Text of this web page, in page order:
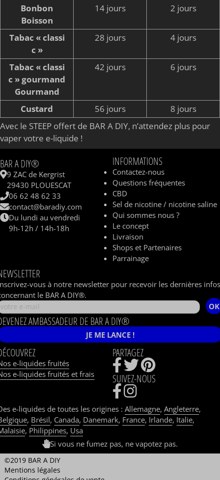
Bonbon
Boisson
14 jours 2 jours
Tabac « classi
c »
28 jours 4 jours
Tabac « classi
c » gourmand
Gourmand
42 jours 6 jours
Custard 56 jours
8 jours
Avec le STEEP offert de BAR A DIY, n’attendez plus pour
vaper votre e-liquide !
BAR A DIY®
9 ZAC de Kergrist
29430 PLOUESCAT
06 62 48 62 33
contact@baradiy.com
Du lundi au vendredi
9h-12h / 14h-18h
INFORMATIONS
Contactez-nous
Questions fréquentes
CBD
Sel de nicotine / nicotine saline
Qui sommes nous ?
Le concept
Livraison
Shops et Partenaires
Parrainage
vous à notre newsletter pour recevoir les dernières
le BAR A DIY®.
OK
AMBASSADEUR DE BAR A DIY®
JE ME LANCE !
e-liquides fruités
e-liquides fruités et frais
PARTAGEZ
SUIVEZ-NOUS
e-liquides de toutes les origines :Allemagne,Angleterre,
, Brésil, Canada, Danemark, France, Irlande, Italie,
, Philippines, Usa
Si vous ne fumez pas, ne vapotez pas.
©2019 BAR A DIY
Mentions légales